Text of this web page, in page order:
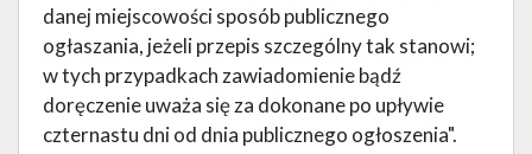
danej miejscowości sposób publicznego
ogłaszania, jeżeli przepis szczególny tak stanowi;
w tych przypadkach zawiadomienie bądź
doręczenie uważa się za dokonane po upływie
czternastu dni od dnia publicznego ogłoszenia".